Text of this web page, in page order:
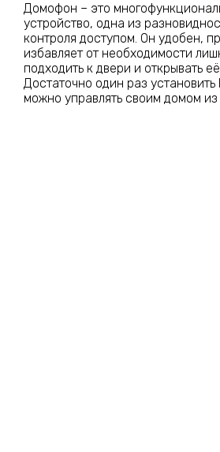
Домофон – это
устройство, одна из
контроля доступом. Он удобен,
избавляет от необходимости
подходить к двери и открывать
Достаточно один раз
можно управлять своим домом